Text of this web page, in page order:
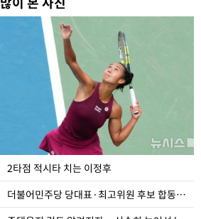
2타점 적시타 치는 이정후
더불어민주당 당대표·최고위원 후보 합동연설회